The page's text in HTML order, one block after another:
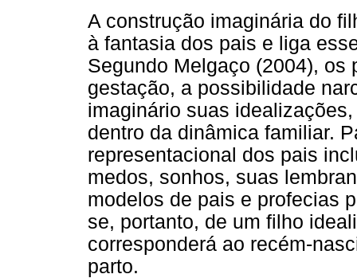
A construção imaginária do
à fantasia dos pais e liga
Segundo Melgaço (2004), os
gestação, a possibilidade
imaginário suas
dentro da dinâmica familiar.
representacional dos pais
medos, sonhos, suas
modelos de pais e profecias
se, portanto, de um filho
corresponderá ao recém-
parto.